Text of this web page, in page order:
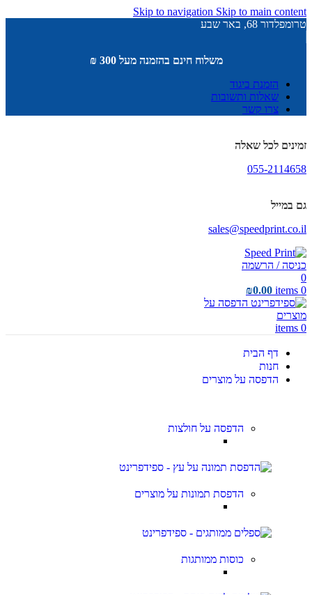
Skip to navigation Skip to main content
טרומפלדור 68, באר שבע
משלוח חינם בהזמנה מעל 300 ₪
הזמנת ביגוד
שאלות ותשובות
צרו קשר
זמינים לכל שאלה
055-2114658
גם במייל
sales@speedprint.co.il
כניסה / הרשמה
0
0
items
₪0.00
0
items
דף הבית
חנות
הדפסה על מוצרים
הדפסה על חולצות
הדפסת תמונות על מוצרים
כוסות ממותגות